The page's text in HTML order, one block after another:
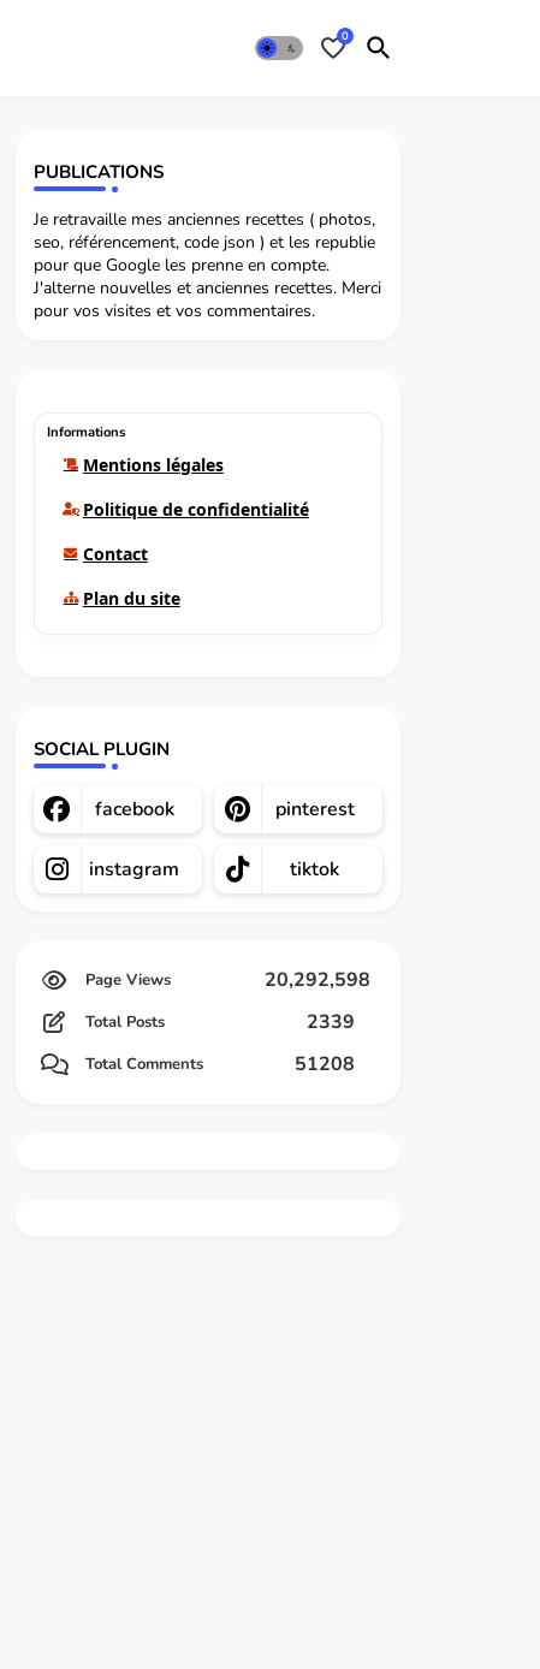
0
PUBLICATIONS
Je retravaille mes anciennes recettes ( photos,
seo, référencement, code json ) et les republie
pour que Google les prenne en compte.
J'alterne nouvelles et anciennes recettes. Merci
pour vos visites et vos commentaires.
Informations
Mentions légales
Politique de confidentialité
Contact
Plan du site
SOCIAL PLUGIN
facebook pinterest
instagram tiktok
20,292,598
Total Posts 2339
Total Comments 51208